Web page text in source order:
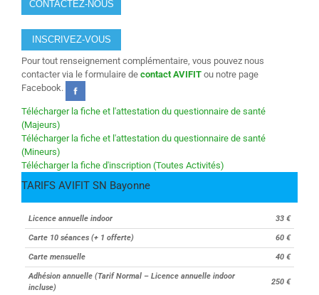
CONTACTEZ-NOUS
INSCRIVEZ-VOUS
Pour tout renseignement complémentaire, vous pouvez nous
contacter via le formulaire de contact AVIFIT ou notre page
Facebook.
Télécharger la fiche et l'attestation du questionnaire de santé
(Majeurs)
Télécharger la fiche et l'attestation du questionnaire de santé
(Mineurs)
Télécharger la fiche d'inscription (Toutes Activités)
TARIFS AVIFIT SN Bayonne
Licence annuelle indoor 33 €
Carte 10 séances (+ 1 offerte) 60 €
Carte mensuelle 40 €
Adhésion annuelle (Tarif Normal – Licence annuelle indoor
incluse)
250 €